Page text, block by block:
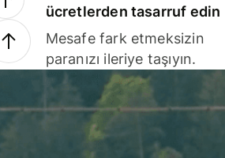
ücretlerden tasarruf edin
Mesafe fark etmeksizin
paranızı ileriye taşıyın.